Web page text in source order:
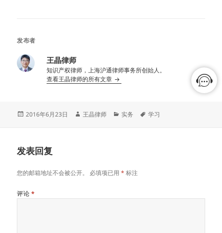
发布者
王晶律师
知识产权律师，上海沪通律师事务所创始人。
查看王晶律师的所有文章
发
2016年6月23日
作
王晶律师
分
实务
标
学习
发表回复
您的邮箱地址不会被公开。 必填项已用* 标注
评论 *